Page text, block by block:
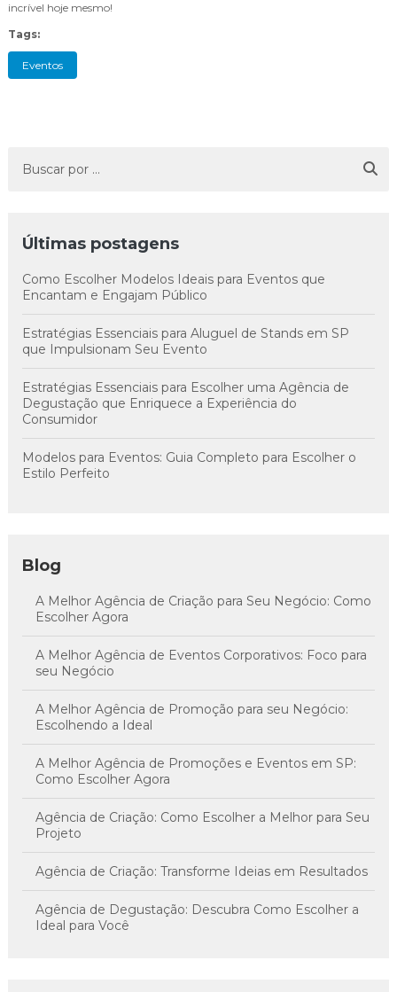
incrível hoje mesmo!
Tags:
Eventos
Últimas postagens
Como Escolher Modelos Ideais para Eventos que
Encantam e Engajam Público
Estratégias Essenciais para Aluguel de Stands em SP
que Impulsionam Seu Evento
Estratégias Essenciais para Escolher uma Agência de
Degustação que Enriquece a Experiência do
Consumidor
Modelos para Eventos: Guia Completo para Escolher o
Estilo Perfeito
Blog
A Melhor Agência de Criação para Seu Negócio: Como
Escolher Agora
A Melhor Agência de Eventos Corporativos: Foco para
seu Negócio
A Melhor Agência de Promoção para seu Negócio:
Escolhendo a Ideal
A Melhor Agência de Promoções e Eventos em SP:
Como Escolher Agora
Agência de Criação: Como Escolher a Melhor para Seu
Projeto
Agência de Criação: Transforme Ideias em Resultados
Agência de Degustação: Descubra Como Escolher a
Ideal para Você